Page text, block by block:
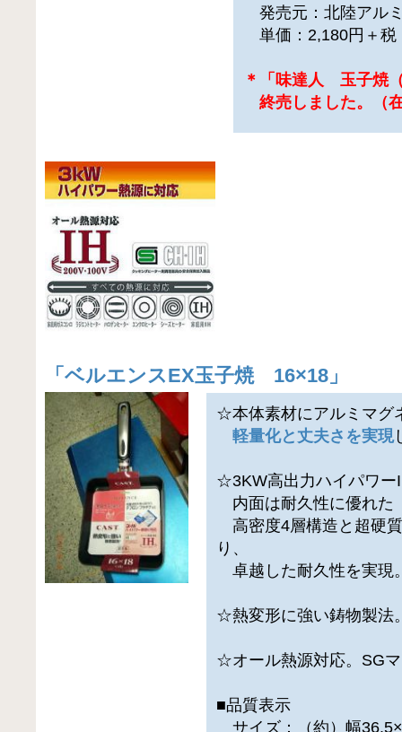
発売元：北陸アル
単価：2,180円＋税
＊「味達人 玉子焼
終売しました。（
「 ベルエンスEX玉子焼 16×18 」
☆本体素材にアルミマグ
軽量化と丈夫さを実現
☆3KW高出力ハイパワー
内面は耐久性に優れた
高密度4層構造と超硬
り、
卓越した耐久性を実現
☆熱変形に強い鋳物製法
☆オール熱源対応。SG
■品質表示
サイズ：（約）幅